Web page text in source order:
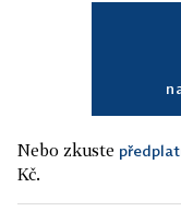
Nebo zkuste
Kč.